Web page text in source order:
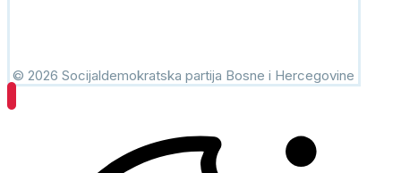
© 2026 Socijaldemokratska partija Bosne i Hercegovine